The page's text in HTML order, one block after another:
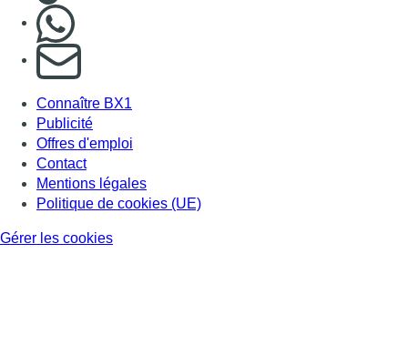
S'abonner à notre newsletter
Connaître BX1
Publicité
Offres d'emploi
Contact
Mentions légales
Politique de cookies (UE)
Gérer les cookies